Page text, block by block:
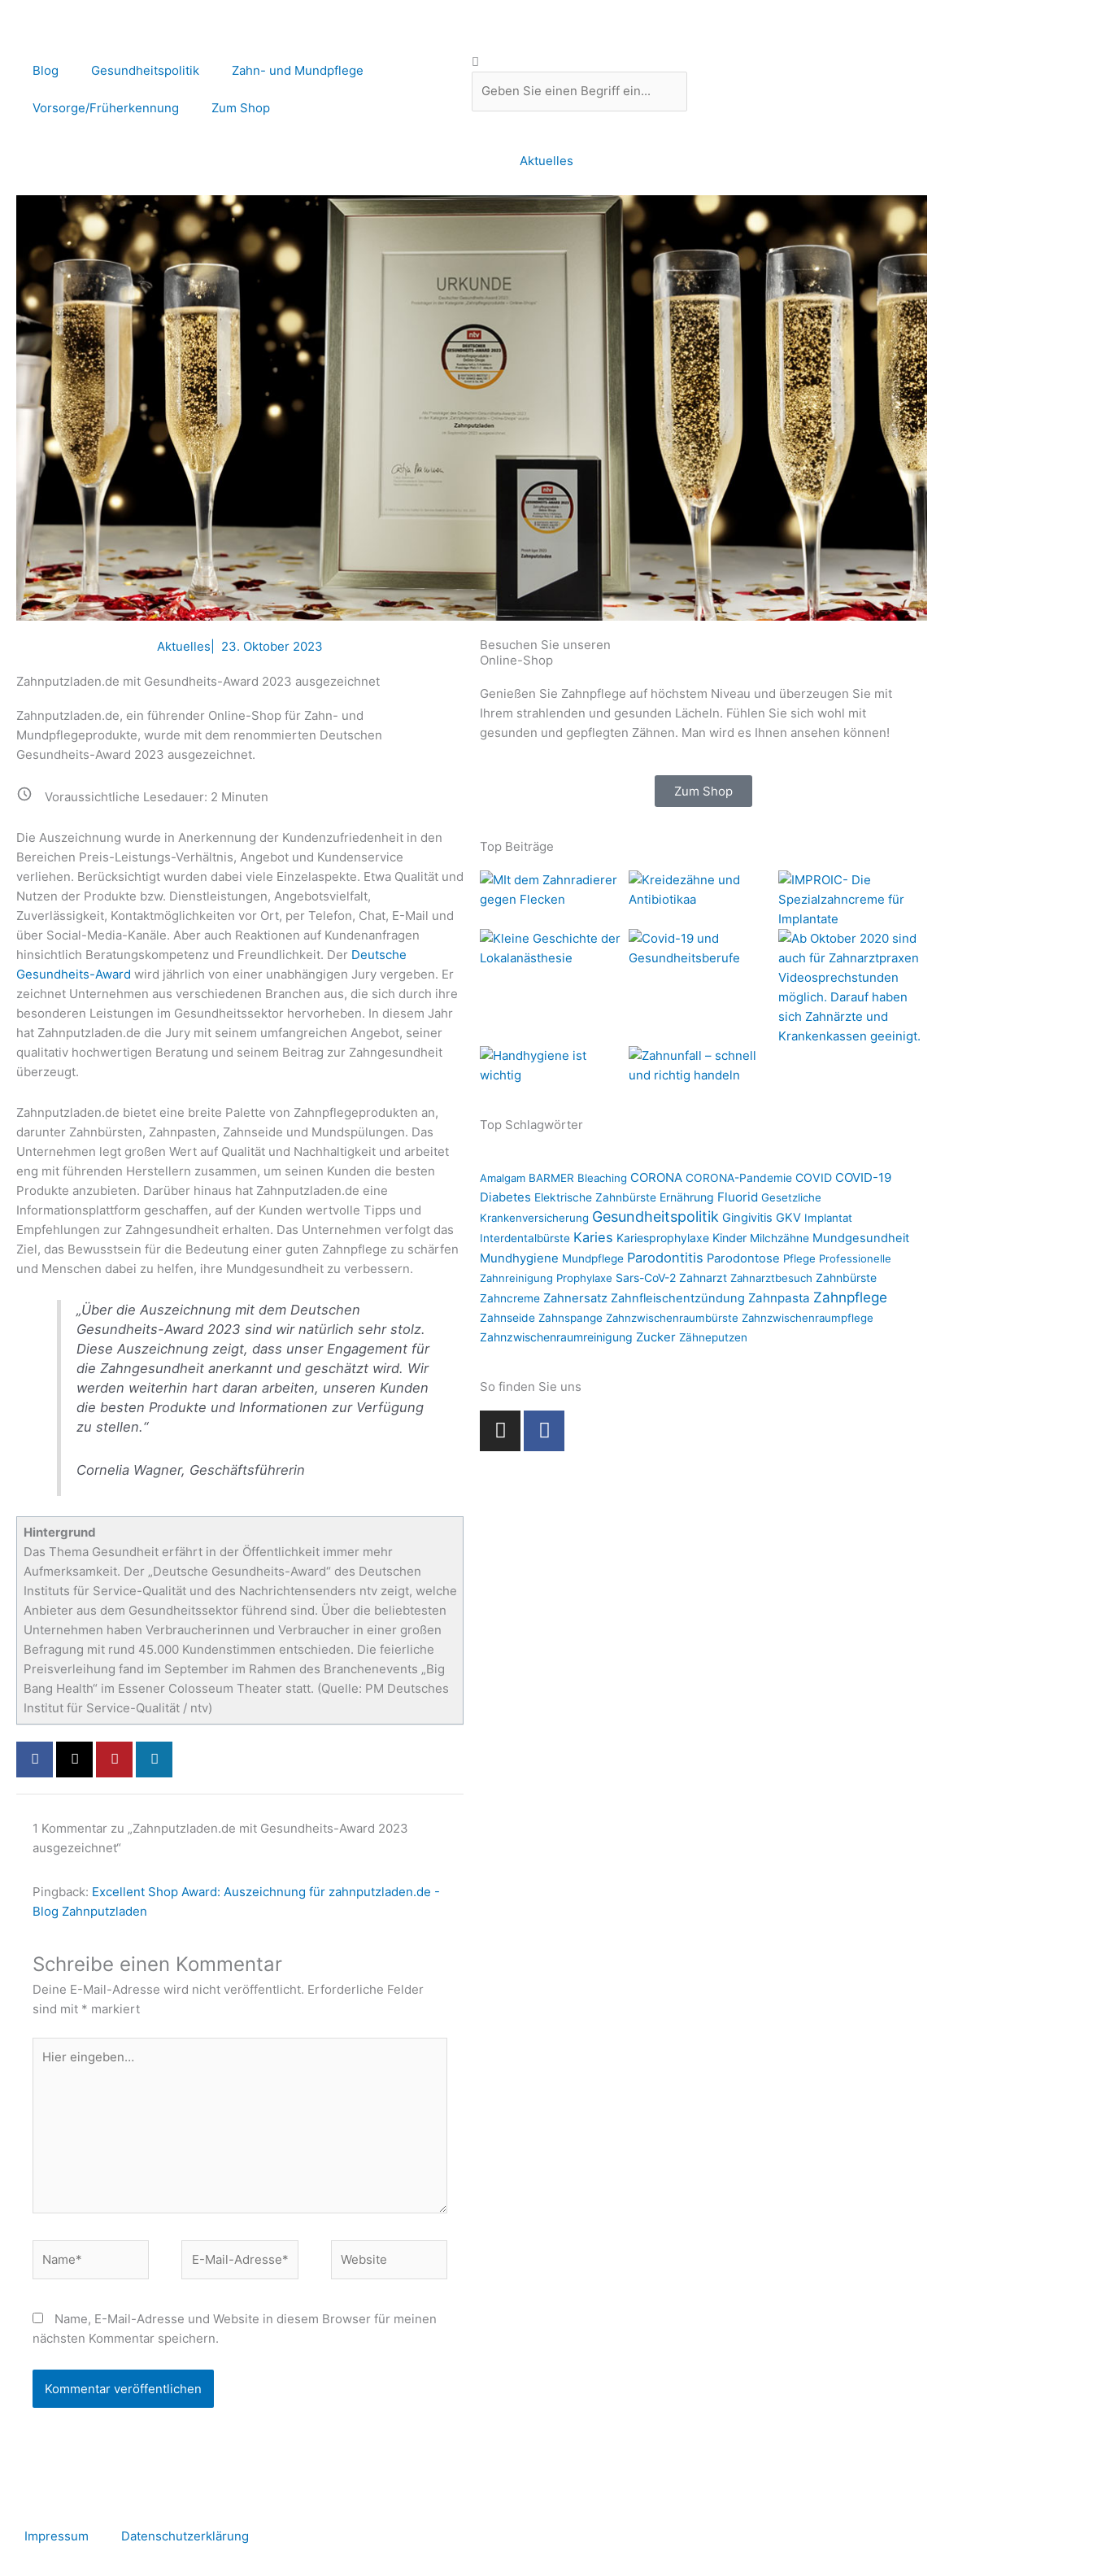
Blog
Gesundheitspolitik Zahn- und Mundpflege
Vorsorge/Früherkennung Zum Shop
Suche
Aktuelles
Aktuelles 23. Oktober 2023
Zahnputzladen.de mit Gesundheits-Award 2023 ausgezeichnet
Zahnputzladen.de, ein führender Online-Shop für Zahn- und
Mundpflegeprodukte, wurde mit dem renommierten Deutschen
Gesundheits-Award 2023 ausgezeichnet.
Voraussichtliche Lesedauer: 2 Minuten
Die Auszeichnung wurde in Anerkennung der Kundenzufriedenheit in den
Bereichen Preis-Leistungs-Verhältnis, Angebot und Kundenservice
verliehen. Berücksichtigt wurden dabei viele Einzelaspekte. Etwa Qualität und
Nutzen der Produkte bzw. Dienstleistungen, Angebotsvielfalt,
Zuverlässigkeit, Kontaktmöglichkeiten vor Ort, per Telefon, Chat, E-Mail und
über Social-Media-Kanäle. Aber auch Reaktionen auf Kundenanfragen
hinsichtlich Beratungskompetenz und Freundlichkeit. Der Deutsche
Gesundheits-Award wird jährlich von einer unabhängigen Jury vergeben. Er
zeichnet Unternehmen aus verschiedenen Branchen aus, die sich durch ihre
besonderen Leistungen im Gesundheitssektor hervorheben. In diesem Jahr
hat Zahnputzladen.de die Jury mit seinem umfangreichen Angebot, seiner
qualitativ hochwertigen Beratung und seinem Beitrag zur Zahngesundheit
überzeugt.
Zahnputzladen.de bietet eine breite Palette von Zahnpflegeprodukten an,
darunter Zahnbürsten, Zahnpasten, Zahnseide und Mundspülungen. Das
Unternehmen legt großen Wert auf Qualität und Nachhaltigkeit und arbeitet
eng mit führenden Herstellern zusammen, um seinen Kunden die besten
Produkte anzubieten. Darüber hinaus hat Zahnputzladen.de eine
Informationsplattform geschaffen, auf der Kunden wertvolle Tipps und
Empfehlungen zur Zahngesundheit erhalten. Das Unternehmen verfolgt das
Ziel, das Bewusstsein für die Bedeutung einer guten Zahnpflege zu schärfen
und Menschen dabei zu helfen, ihre Mundgesundheit zu verbessern.
„Über die Auszeichnung mit dem Deutschen
Gesundheits-Award 2023 sind wir natürlich sehr stolz.
Diese Auszeichnung zeigt, dass unser Engagement für
die Zahngesundheit anerkannt und geschätzt wird. Wir
werden weiterhin hart daran arbeiten, unseren Kunden
die besten Produkte und Informationen zur Verfügung
zu stellen.“
Cornelia Wagner, Geschäftsführerin
Hintergrund
Das Thema Gesundheit erfährt in der Öffentlichkeit immer mehr
Aufmerksamkeit. Der „Deutsche Gesundheits-Award“ des Deutschen
Instituts für Service-Qualität und des Nachrichtensenders ntv zeigt, welche
Anbieter aus dem Gesundheitssektor führend sind. Über die beliebtesten
Unternehmen haben Verbraucherinnen und Verbraucher in einer großen
Befragung mit rund 45.000 Kundenstimmen entschieden. Die feierliche
Preisverleihung fand im September im Rahmen des Branchenevents „Big
Bang Health“ im Essener Colosseum Theater statt. (Quelle: PM Deutsches
Institut für Service-Qualität / ntv)
Besuchen Sie unseren
Online-Shop
Genießen Sie Zahnpflege auf höchstem Niveau und überzeugen Sie mit
Ihrem strahlenden und gesunden Lächeln. Fühlen Sie sich wohl mit
gesunden und gepflegten Zähnen. Man wird es Ihnen ansehen können!
Zum Shop
Top Beiträge
Top Schlagwörter
Amalgam BARMER Bleaching CORONA CORONA-Pandemie COVID COVID-19
Diabetes Elektrische Zahnbürste Ernährung Fluorid Gesetzliche
Krankenversicherung Gesundheitspolitik Gingivitis GKV Implantat
Interdentalbürste Karies Kariesprophylaxe Kinder Milchzähne Mundgesundheit
Mundhygiene Mundpflege Parodontitis Parodontose Pflege Professionelle
Zahnreinigung Prophylaxe Sars-CoV-2 Zahnarzt Zahnarztbesuch Zahnbürste
Zahncreme Zahnersatz Zahnfleischentzündung Zahnpasta Zahnpflege
Zahnseide Zahnspange Zahnzwischenraumbürste Zahnzwischenraumpflege
Zahnzwischenraumreinigung Zucker Zähneputzen
So finden Sie uns
I
n
F
a
1 Kommentar zu „Zahnputzladen.de mit Gesundheits-Award 2023
ausgezeichnet“
Pingback: Excellent Shop Award: Auszeichnung für zahnputzladen.de -
Blog Zahnputzladen
Schreibe einen Kommentar
Deine E-Mail-Adresse wird nicht veröffentlicht. Erforderliche Felder
sind mit * markiert
eingeben…
Mail-
Name, E-Mail-Adresse und Website in diesem Browser für meinen
nächsten Kommentar speichern.
Impressum Datenschutzerklärung